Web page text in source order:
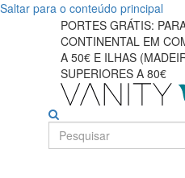
Saltar para o conteúdo principal
Produtos
drenagem
para
perda
PORTES GRÁTIS:
CONTINENTAL EM
A 50€ E ILHAS
SUPERIORES A 80€